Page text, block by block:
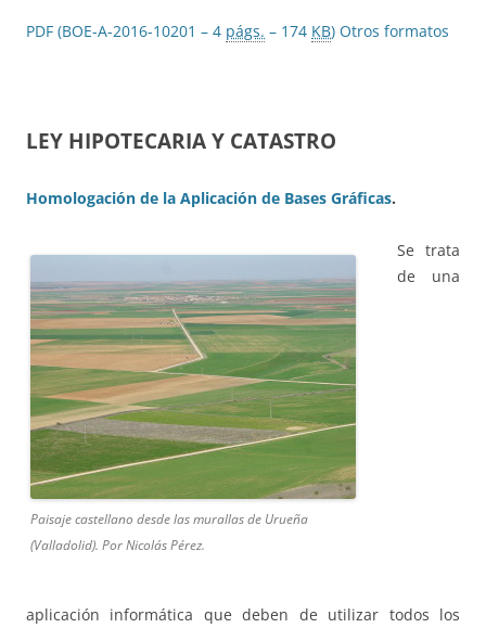
PDF (BOE-A-2016-10201 – 4 págs. – 174 KB) Otros formatos
LEY HIPOTECARIA Y CATASTRO
Homologación de la Aplicación de Bases Gráficas.
Paisaje castellano desde las murallas de Urueña
(Valladolid). Por Nicolás Pérez.
Se trata
de una
aplicación informática que deben de utilizar todos los